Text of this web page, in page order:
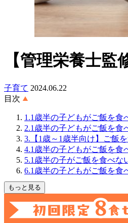
【管理栄養士
子育て 2024.06.22
目次
1.1歳半の子どもがご飯を食
2.1歳半の子どもがご飯を食
3.【1歳～1歳半向け】ご飯
4.1歳半の子どもがご飯を食
5.1歳半の子がご飯を食べ
6.1歳半の子どもがご飯を食
もっと見る